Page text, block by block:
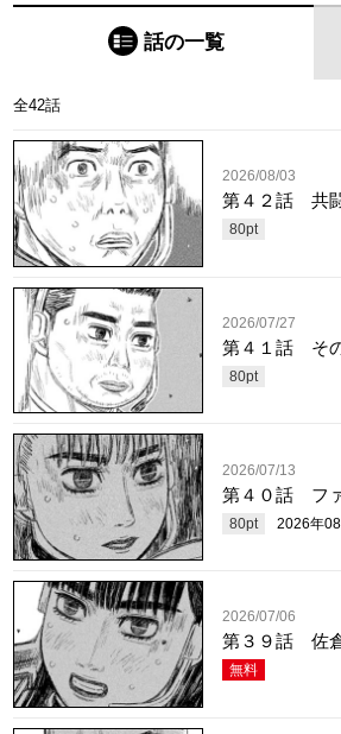
話の一覧
全42話
2026/08/03
第４２話 共
80pt
2026/07/27
第４１話 そ
80pt
2026/07/13
第４０話 フ
80pt 2026年
2026/07/06
第３９話 佐
無料